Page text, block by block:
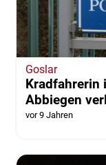
Goslar
Kradfahrerin
Abbiegen
vor 9 Jahren